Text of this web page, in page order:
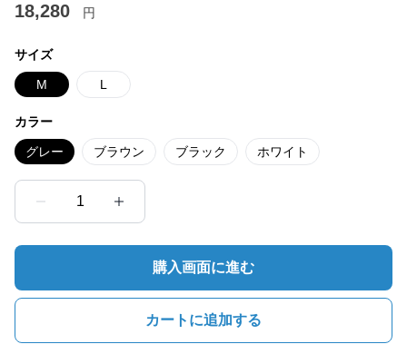
18,280 円
サイズ
M L
カラー
グレー ブラウン ブラック ホワイト
1
購入画面に進む
カートに追加する